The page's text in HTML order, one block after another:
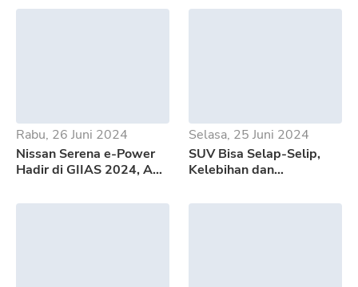
Rabu, 26 Juni 2024
Nissan Serena e-Power
Hadir di GIIAS 2024, Apa
Selasa, 25 Juni 2024
SUV Bisa Selap-Selip,
Kelebihan dan
500